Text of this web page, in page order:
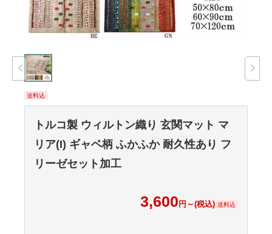
送料込
トルコ製 ウィルトン織り 玄関マット マ
リア(I) ギャベ柄 ふかふか 耐久性あり フ
リーゼセット加工
3,600 円～(税込) 送料込